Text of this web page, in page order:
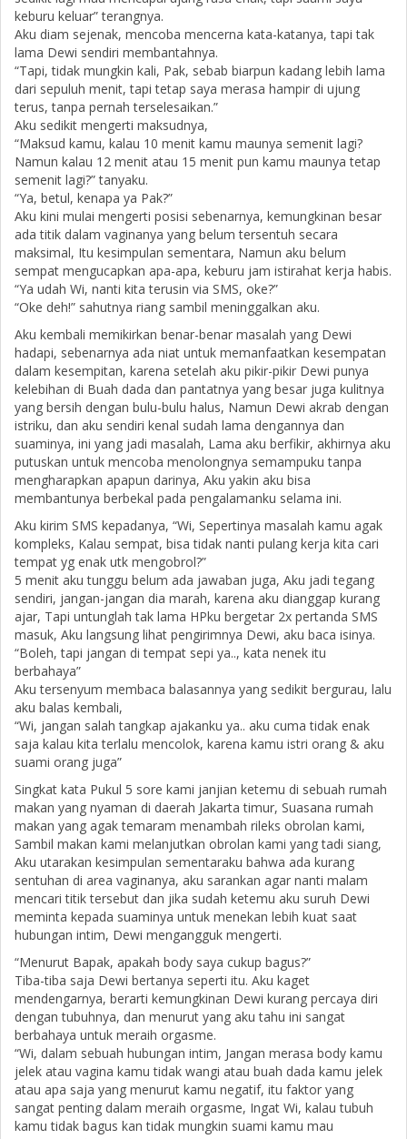
keburu keluar” terangnya.
Aku diam sejenak, mencoba mencerna kata-katanya, tapi tak
lama Dewi sendiri membantahnya.
“Tapi, tidak mungkin kali, Pak, sebab biarpun kadang lebih lama
dari sepuluh menit, tapi tetap saya merasa hampir di ujung
terus, tanpa pernah terselesaikan.”
Aku sedikit mengerti maksudnya,
“Maksud kamu, kalau 10 menit kamu maunya semenit lagi?
Namun kalau 12 menit atau 15 menit pun kamu maunya tetap
semenit lagi?” tanyaku.
“Ya, betul, kenapa ya Pak?”
Aku kini mulai mengerti posisi sebenarnya, kemungkinan besar
ada titik dalam vaginanya yang belum tersentuh secara
maksimal, Itu kesimpulan sementara, Namun aku belum
sempat mengucapkan apa-apa, keburu jam istirahat kerja habis.
“Ya udah Wi, nanti kita terusin via SMS, oke?”
“Oke deh!” sahutnya riang sambil meninggalkan aku.
Aku kembali memikirkan benar-benar masalah yang Dewi
hadapi, sebenarnya ada niat untuk memanfaatkan kesempatan
dalam kesempitan, karena setelah aku pikir-pikir Dewi punya
kelebihan di Buah dada dan pantatnya yang besar juga kulitnya
yang bersih dengan bulu-bulu halus, Namun Dewi akrab dengan
istriku, dan aku sendiri kenal sudah lama dengannya dan
suaminya, ini yang jadi masalah, Lama aku berfikir, akhirnya aku
putuskan untuk mencoba menolongnya semampuku tanpa
mengharapkan apapun darinya, Aku yakin aku bisa
membantunya berbekal pada pengalamanku selama ini.
Aku kirim SMS kepadanya, “Wi, Sepertinya masalah kamu agak
kompleks, Kalau sempat, bisa tidak nanti pulang kerja kita cari
tempat yg enak utk mengobrol?”
5 menit aku tunggu belum ada jawaban juga, Aku jadi tegang
sendiri, jangan-jangan dia marah, karena aku dianggap kurang
ajar, Tapi untunglah tak lama HPku bergetar 2x pertanda SMS
masuk, Aku langsung lihat pengirimnya Dewi, aku baca isinya.
“Boleh, tapi jangan di tempat sepi ya.., kata nenek itu
berbahaya”
Aku tersenyum membaca balasannya yang sedikit bergurau, lalu
aku balas kembali,
“Wi, jangan salah tangkap ajakanku ya.. aku cuma tidak enak
saja kalau kita terlalu mencolok, karena kamu istri orang & aku
suami orang juga”
Singkat kata Pukul 5 sore kami janjian ketemu di sebuah rumah
makan yang nyaman di daerah Jakarta timur, Suasana rumah
makan yang agak temaram menambah rileks obrolan kami,
Sambil makan kami melanjutkan obrolan kami yang tadi siang,
Aku utarakan kesimpulan sementaraku bahwa ada kurang
sentuhan di area vaginanya, aku sarankan agar nanti malam
mencari titik tersebut dan jika sudah ketemu aku suruh Dewi
meminta kepada suaminya untuk menekan lebih kuat saat
hubungan intim, Dewi mengangguk mengerti.
“Menurut Bapak, apakah body saya cukup bagus?”
Tiba-tiba saja Dewi bertanya seperti itu. Aku kaget
mendengarnya, berarti kemungkinan Dewi kurang percaya diri
dengan tubuhnya, dan menurut yang aku tahu ini sangat
berbahaya untuk meraih orgasme.
“Wi, dalam sebuah hubungan intim, Jangan merasa body kamu
jelek atau vagina kamu tidak wangi atau buah dada kamu jelek
atau apa saja yang menurut kamu negatif, itu faktor yang
sangat penting dalam meraih orgasme, Ingat Wi, kalau tubuh
kamu tidak bagus kan tidak mungkin suami kamu mau